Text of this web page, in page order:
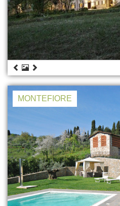
MONTEFIORE